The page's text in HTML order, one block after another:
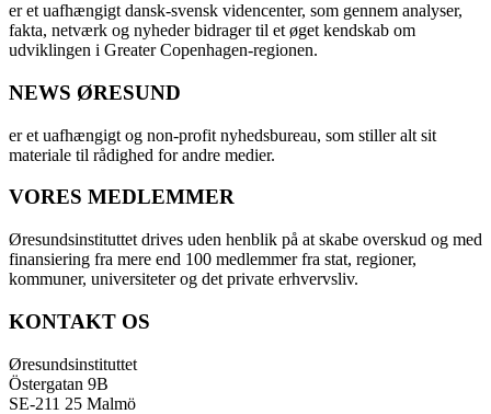
er et uafhængigt dansk-svensk videncenter, som gennem analyser,
fakta, netværk og nyheder bidrager til et øget kendskab om
udviklingen i Greater Copenhagen-regionen.
NEWS ØRESUND
er et uafhængigt og non-profit nyhedsbureau, som stiller alt sit
materiale til rådighed for andre medier.
VORES MEDLEMMER
Øresundsinstituttet drives uden henblik på at skabe overskud og med
finansiering fra mere end 100 medlemmer fra stat, regioner,
kommuner, universiteter og det private erhvervsliv.
KONTAKT OS
Øresundsinstituttet
Östergatan 9B
SE-211 25 Malmö